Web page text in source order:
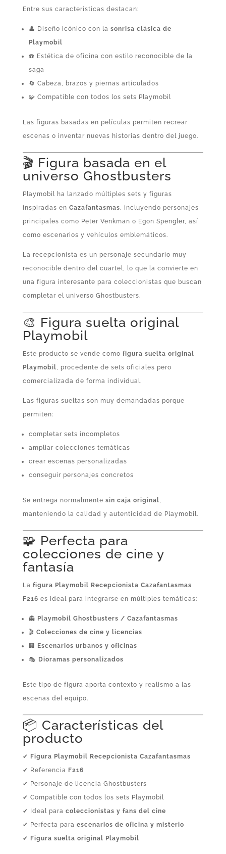
Entre sus características destacan:
👤 Diseño icónico con la sonrisa clásica de
Playmobil
☎️ Estética de oficina con estilo reconocible de la
saga
🔄 Cabeza, brazos y piernas articulados
🧩 Compatible con todos los sets Playmobil
Las figuras basadas en películas permiten recrear
escenas o inventar nuevas historias dentro del juego.
🎬 Figura basada en el
universo Ghostbusters
Playmobil ha lanzado múltiples sets y figuras
inspiradas en Cazafantasmas, incluyendo personajes
principales como Peter Venkman o Egon Spengler, así
como escenarios y vehículos emblemáticos.
La recepcionista es un personaje secundario muy
reconocible dentro del cuartel, lo que la convierte en
una figura interesante para coleccionistas que buscan
completar el universo Ghostbusters.
🎨 Figura suelta original
Playmobil
Este producto se vende como figura suelta original
Playmobil, procedente de sets oficiales pero
comercializada de forma individual.
Las figuras sueltas son muy demandadas porque
permiten:
completar sets incompletos
ampliar colecciones temáticas
crear escenas personalizadas
conseguir personajes concretos
Se entrega normalmente sin caja original,
manteniendo la calidad y autenticidad de Playmobil.
🧩 Perfecta para
colecciones de cine y
fantasía
La figura Playmobil Recepcionista Cazafantasmas
F216 es ideal para integrarse en múltiples temáticas:
👻 Playmobil Ghostbusters / Cazafantasmas
🎬 Colecciones de cine y licencias
🏢
Escenarios urbanos y oficinas
🎭 Dioramas personalizados
Este tipo de figura aporta contexto y realismo a las
escenas del equipo.
📦 Características del
producto
✔ Figura Playmobil Recepcionista Cazafantasmas
✔ Referencia F216
✔ Personaje de licencia Ghostbusters
✔ Compatible con todos los sets Playmobil
✔ Ideal para coleccionistas y fans del cine
✔ Perfecta para escenarios de oficina y misterio
✔ Figura suelta original Playmobil